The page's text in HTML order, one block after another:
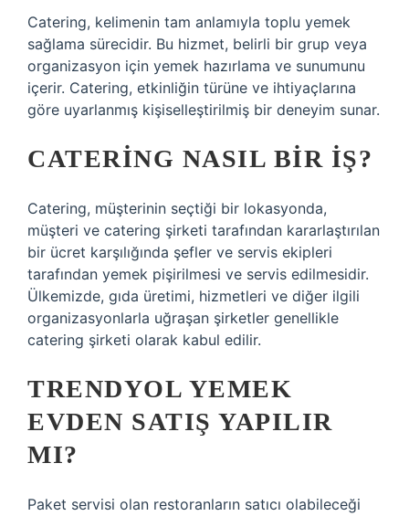
Catering, kelimenin tam anlamıyla toplu yemek
sağlama sürecidir. Bu hizmet, belirli bir grup veya
organizasyon için yemek hazırlama ve sunumunu
içerir. Catering, etkinliğin türüne ve ihtiyaçlarına
göre uyarlanmış kişiselleştirilmiş bir deneyim sunar.
CATERING NASIL BIR IŞ?
Catering, müşterinin seçtiği bir lokasyonda,
müşteri ve catering şirketi tarafından kararlaştırılan
bir ücret karşılığında şefler ve servis ekipleri
tarafından yemek pişirilmesi ve servis edilmesidir.
Ülkemizde, gıda üretimi, hizmetleri ve diğer ilgili
organizasyonlarla uğraşan şirketler genellikle
catering şirketi olarak kabul edilir.
TRENDYOL YEMEK
EVDEN SATIŞ YAPILIR
MI?
Paket servisi olan restoranların satıcı olabileceği